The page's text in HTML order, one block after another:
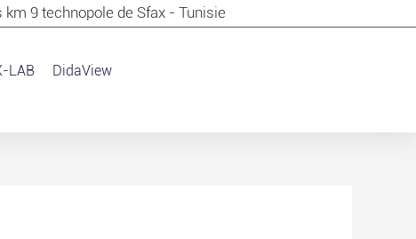
km 9 technopole de Sfax - Tunisie
LAB
DidaView